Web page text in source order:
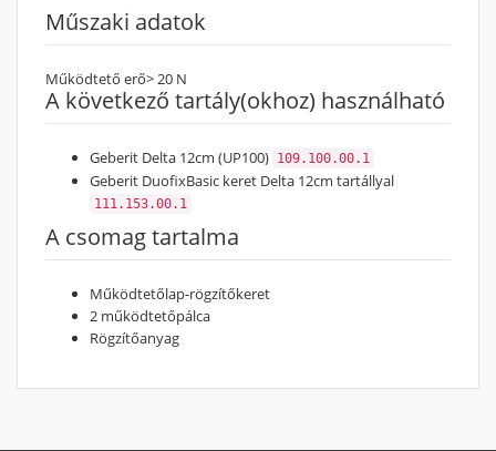
Műszaki adatok
Működtető erő> 20 N
A következő tartály(okhoz) használható
Geberit Delta 12cm (UP100) 109.100.00.1
Geberit DuofixBasic keret Delta 12cm tartállyal
111.153.00.1
A csomag tartalma
Működtetőlap-rögzítőkeret
2 működtetőpálca
Rögzítőanyag